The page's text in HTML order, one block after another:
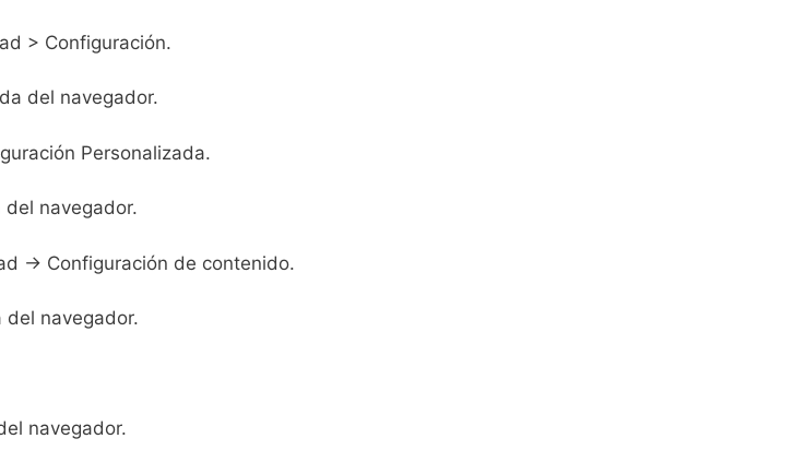
> Configuración.
del navegador.
Personalizada.
del navegador.
-> Configuración de contenido.
del navegador.
navegador.